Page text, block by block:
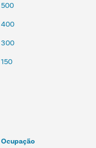
500
400
300
150
Ocupação